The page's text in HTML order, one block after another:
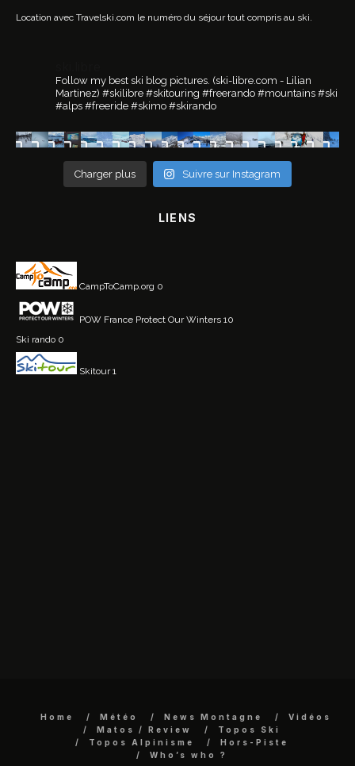
Location avec Travelski.com le numéro du séjour tout compris au ski.
Follow my best ski blog pictures. (ski-libre.com - Lilian
Martinez) #skilibre #skitouring #freerando #mountains #ski
#alps #freeride #skimo #skirando
Charger plus Suivre sur Instagram
LIENS
CampToCamp.org 0
POW France Protect Our Winters 10
Ski rando 0
Skitour1
Home Météo News Montagne
Vidéos
Matos / Review
Topos Ski
Topos Alpinisme
Hors-Piste
Who’s who ?